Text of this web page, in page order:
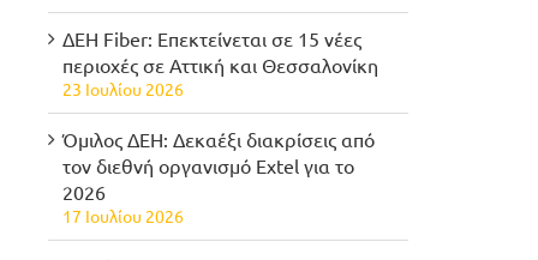
ΔΕΗ Fiber: Επεκτείνεται σε 15 νέες
περιοχές σε Αττική και Θεσσαλονίκη
23 Ιουλίου 2026
Όμιλος ΔΕΗ: Δεκαέξι διακρίσεις από
τον διεθνή οργανισμό Extel για το
2026
17 Ιουλίου 2026